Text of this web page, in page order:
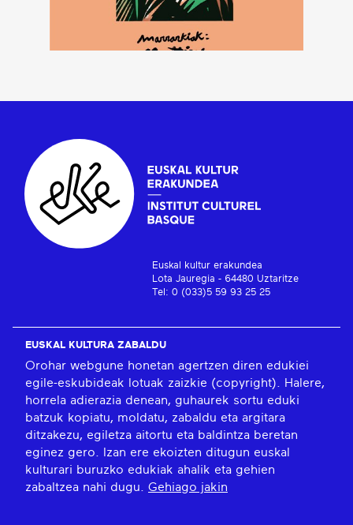
Euskal kultur erakundea
Lota Jauregia - 64480 Uztaritze
Tel: 0 (033)5 59 93 25 25
EUSKAL KULTURA ZABALDU
Orohar webgune honetan agertzen diren edukiei
egile-eskubideak lotuak zaizkie (copyright). Halere,
horrela adierazia denean, guhaurek sortu eduki
batzuk kopiatu, moldatu, zabaldu eta argitara
ditzakezu, egiletza aitortu eta baldintza beretan
eginez gero. Izan ere ekoizten ditugun euskal
kulturari buruzko edukiak ahalik eta gehien
zabaltzea nahi dugu. Gehiago jakin